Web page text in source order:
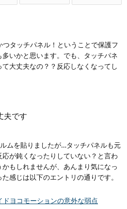
タッチパネル！ということで保護フ
いかと思います。でも、タッチパネ
大丈夫なの？？反応しなくなってし
夫です
ムを貼りましたが…タッチパネルも元
が鈍くなったりしていない？と言わ
もしれませんが、あんまり気になっ
感じは以下のエントリの通りです。
ドヨコモーションの意外な弱点